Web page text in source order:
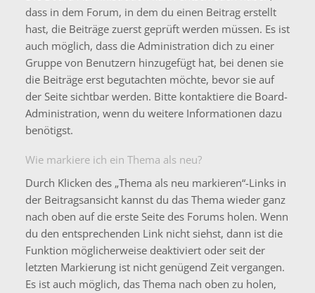
dass in dem Forum, in dem du einen Beitrag erstellt
hast, die Beiträge zuerst geprüft werden müssen. Es ist
auch möglich, dass die Administration dich zu einer
Gruppe von Benutzern hinzugefügt hat, bei denen sie
die Beiträge erst begutachten möchte, bevor sie auf
der Seite sichtbar werden. Bitte kontaktiere die Board-
Administration, wenn du weitere Informationen dazu
benötigst.
Wie markiere ich ein Thema als neu?
Durch Klicken des „Thema als neu markieren“-Links in
der Beitragsansicht kannst du das Thema wieder ganz
nach oben auf die erste Seite des Forums holen. Wenn
du den entsprechenden Link nicht siehst, dann ist die
Funktion möglicherweise deaktiviert oder seit der
letzten Markierung ist nicht genügend Zeit vergangen.
Es ist auch möglich, das Thema nach oben zu holen,